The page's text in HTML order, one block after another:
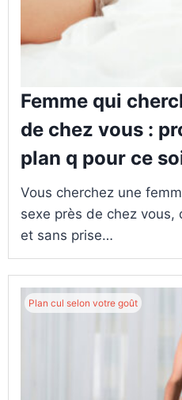
Femme qui
de chez vous :
plan q pour ce
Vous cherchez une
sexe près de chez
et sans prise…
Plan cul selon votre goût